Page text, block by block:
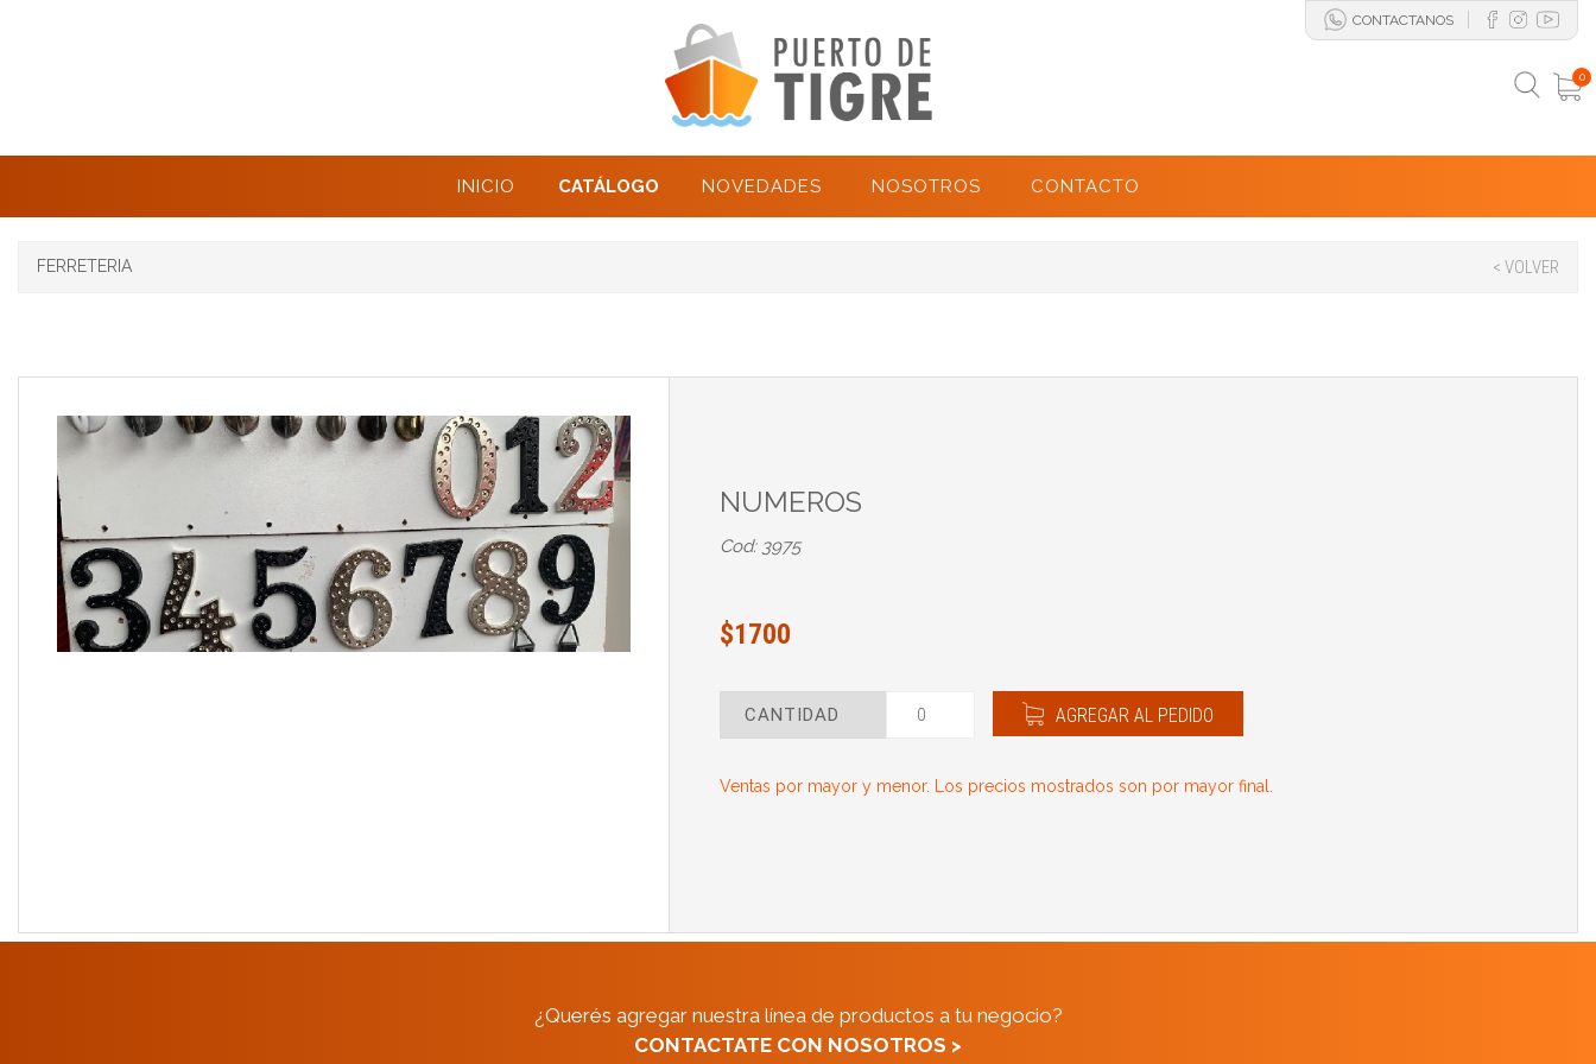
CONTACTANOS
0
INICIO CATÁLOGO NOVEDADES NOSOTROS CONTACTO
FERRETERIA < VOLVER
NUMEROS
Cod: 3975
$1700
CANTIDAD AGREGAR AL PEDIDO
Ventas por mayor y menor. Los precios mostrados son por mayor final.
¿Querés agregar nuestra línea de productos a tu negocio?
CONTACTATE CON NOSOTROS >